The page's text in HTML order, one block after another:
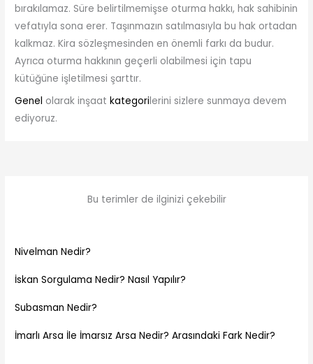
bırakılamaz. Süre belirtilmemişse oturma hakkı, hak sahibinin
vefatıyla sona erer. Taşınmazın satılmasıyla bu hak ortadan
kalkmaz. Kira sözleşmesinden en önemli farkı da budur.
Ayrıca oturma hakkının geçerli olabilmesi için tapu
kütüğüne işletilmesi şarttır.
Genel olarak inşaatkategorilerini sizlere sunmaya devem
ediyoruz.
Bu terimler de ilginizi çekebilir
Nivelman Nedir?
İskan Sorgulama Nedir? Nasıl Yapılır?
Subasman Nedir?
İmarlı Arsa İle İmarsız Arsa Nedir? Arasındaki Fark Nedir?